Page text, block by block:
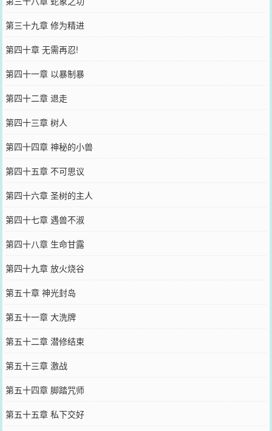
第三十九章 修为精进
第四十章 无需再忍!
第四十一章 以暴制暴
第四十二章 退走
第四十三章 树人
第四十四章 神秘的小兽
第四十五章 不可思议
第四十六章 圣树的主人
第四十七章 遇兽不淑
第四十八章 生命甘露
第四十九章 放火烧谷
第五十章 神光封岛
第五十一章 大洗牌
第五十二章 潜修结束
第五十三章 激战
第五十四章 脚踏咒师
第五十五章 私下交好